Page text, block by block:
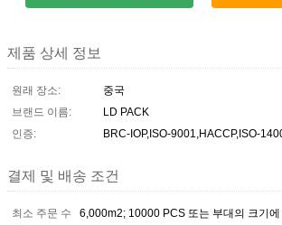
제품 상세 정보
원래 장소:
중국
브랜드 이름:
LD PACK
인증:
BRC-IOP,ISO-9001,HACCP,ISO-
결제 및 배송 조건
최소 주문 수
6,000m2; 10000 PCS 또는 부대의 크기에